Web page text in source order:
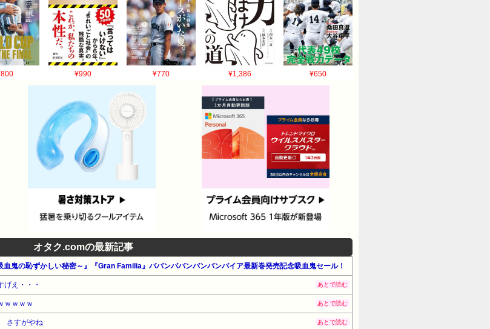
¥990 ¥770 ¥1,386 ¥650
オタク.comの最新記事
血鬼の恥ずかしい秘密～』『Gran Familia』ババンババンバンバンパイア最新巻発売記念吸血鬼セール！
げえ・・・ あとで読む
ｗｗｗｗ あとで読む
さすがやね あとで読む